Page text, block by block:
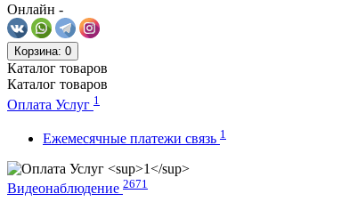
Онлайн -
Корзина: 0
Каталог товаров
Каталог товаров
Оплата Услуг 1
Ежемесячные платежи связь 1
Видеонаблюдение 2671